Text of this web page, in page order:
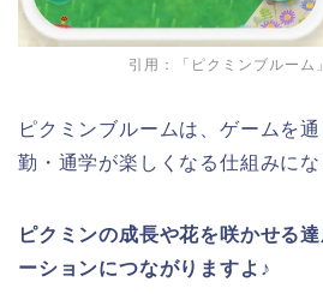
引用：「ピクミンブルーム
ピクミンブルームは、ゲームを
勤・通学が楽しくなる仕組みにな
ピクミンの成長や花を咲かせる
ーションにつながりますよ♪